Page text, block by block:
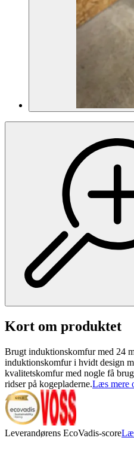
Kort om produktet
Brugt induktionskomfur med 24
induktionskomfur i hvidt design
kvalitetskomfur med nogle få
ridser på kogepladerne.Læs mere
Leverandørens EcoVadis-score